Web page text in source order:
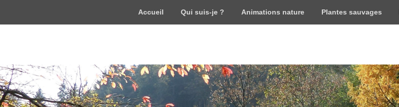
Accueil Qui suis-je ? Animations nature Plantes sauvages
WordPress
Just another WordPress site